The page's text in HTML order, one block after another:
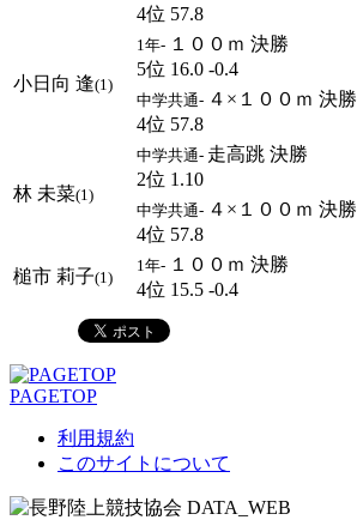
4位 57.8
小日向 逢(1)
1年- １００ｍ 決勝
5位 16.0 -0.4
中学共通- ４×１００ｍ 決勝
4位 57.8
林 未菜(1)
中学共通- 走高跳 決勝
2位 1.10
中学共通- ４×１００ｍ 決勝
4位 57.8
槌市 莉子(1)
1年- １００ｍ 決勝
4位 15.5 -0.4
PAGETOP
利用規約
このサイトについて